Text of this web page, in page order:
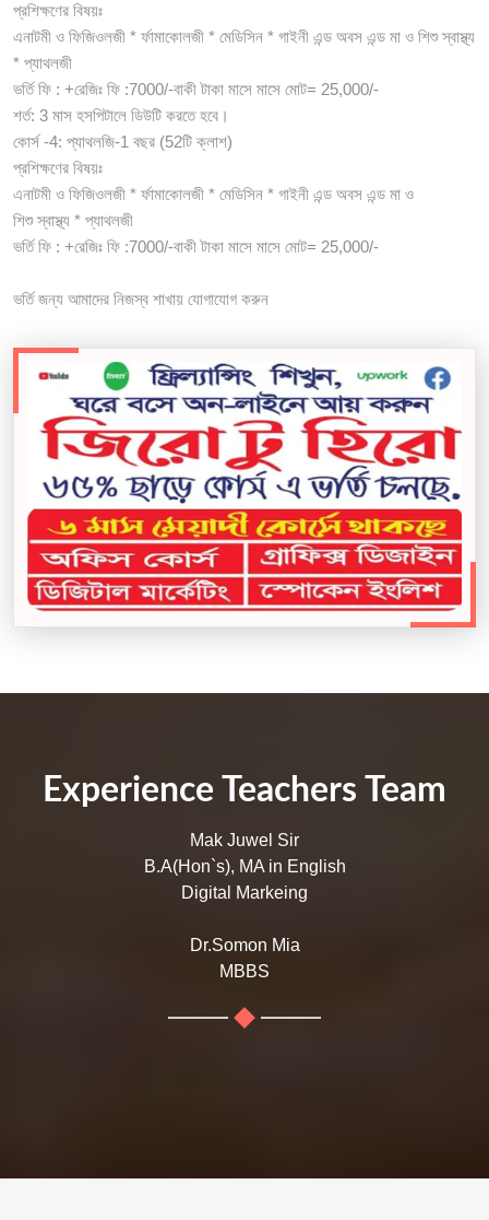
প্রশিক্ষণের বিষয়ঃ
এনাটমী ও ফিজিওলজী * র্ফামাকোলজী * মেডিসিন * গাইনী এন্ড অবস এন্ড মা ও শিশু স্বাস্থ্য
* প্যাথলজী
ভর্তি ফি : +রেজিঃ ফি :7000/-বাকী টাকা মাসে মাসে মোট= 25,000/-
শর্ত: 3 মাস হসপিটালে ডিউটি করতে হবে।
কোর্স -4: প্যাথলজি-1 বছর (52টি ক্লাশ)
প্রশিক্ষণের বিষয়ঃ
এনাটমী ও ফিজিওলজী * র্ফামাকোলজী * মেডিসিন * গাইনী এন্ড অবস এন্ড মা ও
শিশু স্বাস্থ্য * প্যাথলজী
ভর্তি ফি : +রেজিঃ ফি :7000/-বাকী টাকা মাসে মাসে মোট= 25,000/-
ভর্তি জন্য আমাদের নিজস্ব শাখায় যোগাযোগ করুন
Experience Teachers Team
Mak Juwel Sir
B.A(Hon`s), MA in English
Digital Markeing
Dr.Somon Mia
MBBS